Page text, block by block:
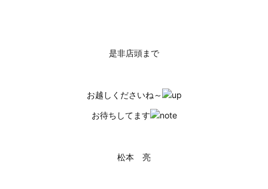
是非店頭まで
お越しくださいね～
お待ちしてます
松本 亮